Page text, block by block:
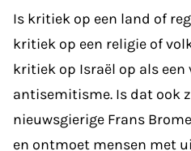
Is kritiek op een land of
kritiek op een religie of
kritiek op Israël op als een
antisemitisme. Is dat ook
nieuwsgierige Frans
en ontmoet mensen met